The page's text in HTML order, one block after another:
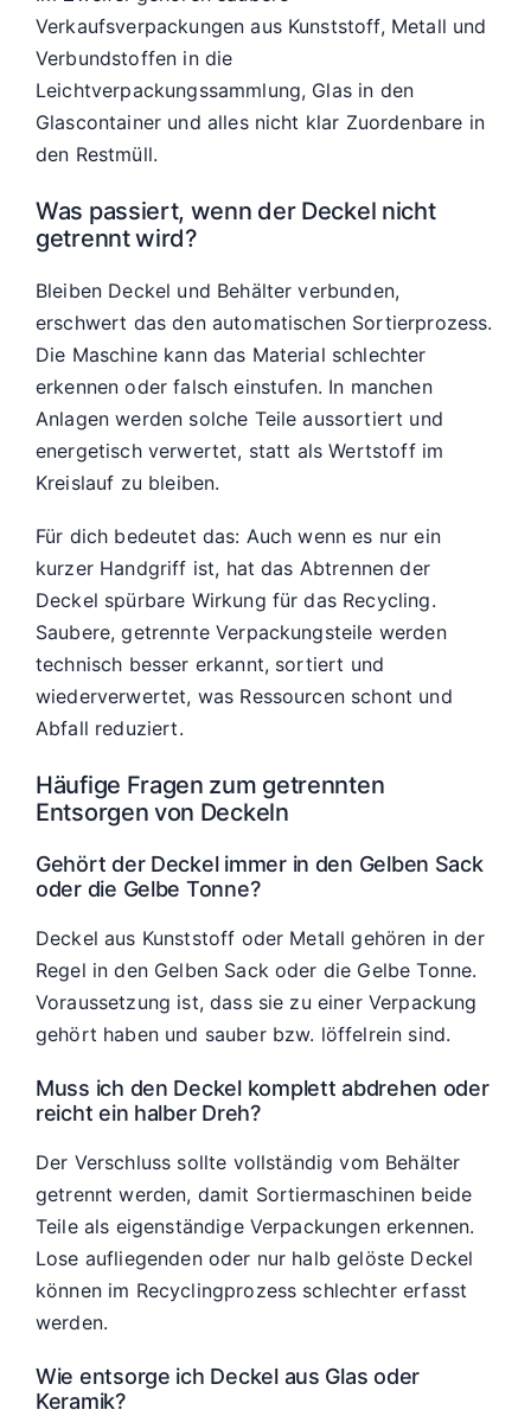
Verkaufsverpackungen aus Kunststoff, Metall und
Verbundstoffen in die
Leichtverpackungssammlung, Glas in den
Glascontainer und alles nicht klar Zuordenbare in
den Restmüll.
Was passiert, wenn der Deckel nicht
getrennt wird?
Bleiben Deckel und Behälter verbunden,
erschwert das den automatischen Sortierprozess.
Die Maschine kann das Material schlechter
erkennen oder falsch einstufen. In manchen
Anlagen werden solche Teile aussortiert und
energetisch verwertet, statt als Wertstoff im
Kreislauf zu bleiben.
Für dich bedeutet das: Auch wenn es nur ein
kurzer Handgriff ist, hat das Abtrennen der
Deckel spürbare Wirkung für das Recycling.
Saubere, getrennte Verpackungsteile werden
technisch besser erkannt, sortiert und
wiederverwertet, was Ressourcen schont und
Abfall reduziert.
Häufige Fragen zum getrennten
Entsorgen von Deckeln
Gehört der Deckel immer in den Gelben Sack
oder die Gelbe Tonne?
Deckel aus Kunststoff oder Metall gehören in der
Regel in den Gelben Sack oder die Gelbe Tonne.
Voraussetzung ist, dass sie zu einer Verpackung
gehört haben und sauber bzw. löffelrein sind.
Muss ich den Deckel komplett abdrehen oder
reicht ein halber Dreh?
Der Verschluss sollte vollständig vom Behälter
getrennt werden, damit Sortiermaschinen beide
Teile als eigenständige Verpackungen erkennen.
Lose aufliegenden oder nur halb gelöste Deckel
können im Recyclingprozess schlechter erfasst
werden.
Wie entsorge ich Deckel aus Glas oder
Keramik?